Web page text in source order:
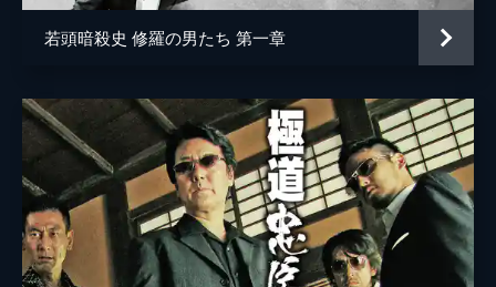
脚本 松平章全
音楽
若頭暗殺史 修羅の男たち 第一章